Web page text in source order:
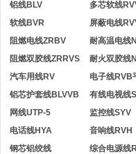
铝线BLV
多芯软线
软线BVR
屏蔽电线
阻燃电线ZRBV
耐高温电线
阻燃双胶线ZRRVS
耐火双胶线
汽车用线RV
电子线RVB
铝芯护套线BLVVB
有线电视线
网线UTP-5
监控线SYV
电话线HYA
音响线RVH
钢芯铝绞线